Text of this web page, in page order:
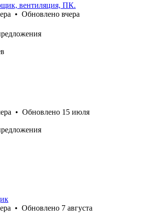
вентиляция, ПК.
• Обновлено вчера
• Обновлено 15 июля
• Обновлено 7 августа